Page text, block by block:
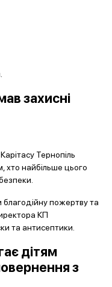
захисні
Тернопіль
найбільше цього
благодійну пожертву та
КП
та антисептики.
дітям
з